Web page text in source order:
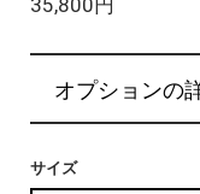
35,800円
オプションの
サイズ